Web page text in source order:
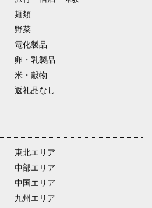
麺類
野菜
電化製品
卵・乳製品
米・穀物
返礼品なし
東北エリア
中部エリア
中国エリア
九州エリア